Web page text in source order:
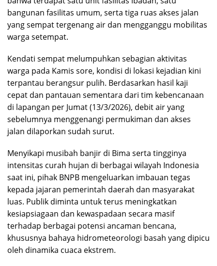
bangunan fasilitas umum, serta tiga ruas akses jalan
yang sempat tergenang air dan mengganggu mobilitas
warga setempat.
Kendati sempat melumpuhkan sebagian aktivitas
warga pada Kamis sore, kondisi di lokasi kejadian kini
terpantau berangsur pulih. Berdasarkan hasil kaji
cepat dan pantauan sementara dari tim kebencanaan
di lapangan per Jumat (13/3/2026), debit air yang
sebelumnya menggenangi permukiman dan akses
jalan dilaporkan sudah surut.
Menyikapi musibah banjir di Bima serta tingginya
intensitas curah hujan di berbagai wilayah Indonesia
saat ini, pihak BNPB mengeluarkan imbauan tegas
kepada jajaran pemerintah daerah dan masyarakat
luas. Publik diminta untuk terus meningkatkan
kesiapsiagaan dan kewaspadaan secara masif
terhadap berbagai potensi ancaman bencana,
khususnya bahaya hidrometeorologi basah yang dipicu
oleh dinamika cuaca ekstrem.